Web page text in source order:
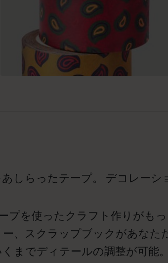
しらったテープ。 デコレーシ
プを使ったクラフト作りがも
、スクラップブックがあなた
までディテールの調整が可能